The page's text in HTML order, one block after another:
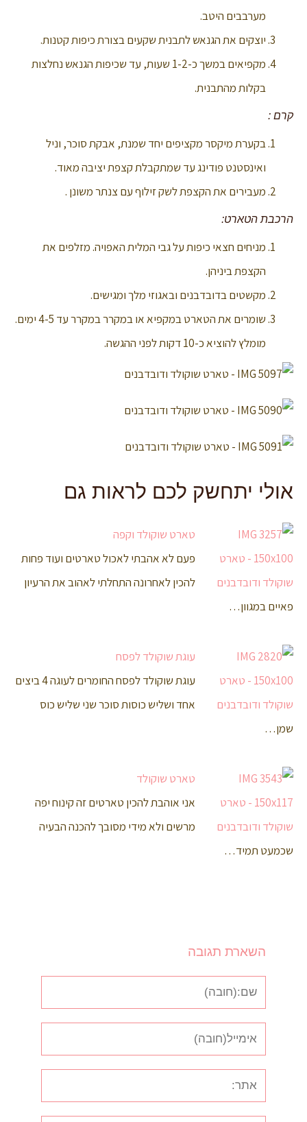
מערבבים היטב.
יוצקים את הגנאש לתבנית שקעים בצורת כיפות קטנות.
מקפיאים במשך כ-1-2 שעות, עד שכיפות הגנאש נחלצות
בקלות מהתבנית.
קרם :
בקערת מיקסר מקציפים יחד שמנת, אבקת סוכר, וניל
ואינסטנט פודינג עד שמתקבלת קצפת יציבה מאוד.
מעבירים את הקצפת לשק זילוף עם צנתר משונן .
הרכבת הטארט:
מניחים חצאי כיפות על גבי המלית האפויה. מזלפים את
הקצפת ביניהן.
מקשטים בדובדבנים ובאגוזי מלך ומגישים.
שומרים את הטארט במקפיא או במקרר במקרר עד 4-5 ימים.
מומלץ להוציא כ-10 דקות לפני ההגשה.
אולי יתחשק לכם לראות גם
טארט שוקולד וקפה
פעם לא אהבתי לאכול טארטים ועוד פחות
להכין לאחרונה התחלתי לאהוב את הרעיון
פאיים במגוון…
עוגת שוקולד לפסח
עוגת שוקולד לפסח החומרים לעוגה 4 ביצים
אחד ושליש כוסות סוכר שני שליש כוס
שמן…
טארט שוקולד
אני אוהבת להכין טארטים זה קינוח יפה
מרשים ולא מידי מסובך להכנה הבעיה
שכמעט תמיד…
השארת תגובה